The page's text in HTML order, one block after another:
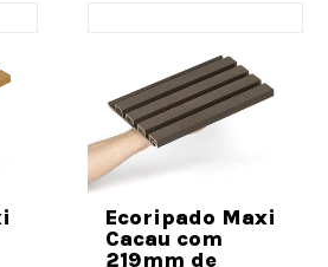
Ecoripado Maxi
Cacau com
219mm de